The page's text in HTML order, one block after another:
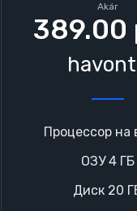
Akár
389.00
Процессор на
ОЗУ 4 ГБ
Диск 20